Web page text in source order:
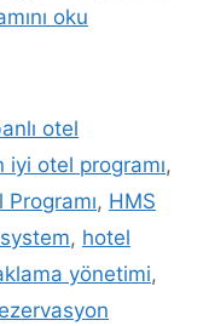
oku
otel
iyi otel programı,
Programı, HMS
, hotel
yönetimi,